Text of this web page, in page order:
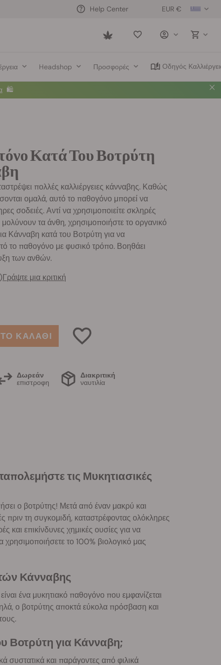
EUR €
Help Center
Saved
Headshop Προσφορές Οδηγός
🛍️
Κατά Του Βοτρύτη
πολλές καλλιέργειες κάνναβης. Καθώς
ομαλά, αυτό το παθογόνο μπορεί να
σοδειές. Αντί να χρησιμοποιείτε σκληρές
τα άνθη, χρησιμοποιήστε το οργανικό
Κάνναβη κατά του Βοτρύτη για να
το παθογόνο με φυσικό τρόπο. Βοηθάει
των ανθών.
Γράψτε μια κριτική
ΚΑΛΑΘΙ
Δωρεάν
επιστροφη
Διακριτική
ναυτιλία
τις Μυκητιασικές
ο βοτρύτης! Μετά από έναν μακρύ και
πριν τη συγκομιδή, καταστρέφοντας ολόκληρες
και επικίνδυνες χημικές ουσίες για να
το 100% βιολογικό μας
Κάνναβης
ένα μυκητιακό παθογόνο που εμφανίζεται
ο βοτρύτης αποκτά εύκολα πρόσβαση και
Βοτρύτη για Κάνναβη;
συστατικά και παράγοντες από φιλικά